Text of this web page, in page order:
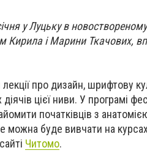
у Луцьку в
Кирила і Марини Ткачових,
про дизайн, шрифтову
цієї ниви. У програмі
початківців з
можна буде вивчати на
Читомо.